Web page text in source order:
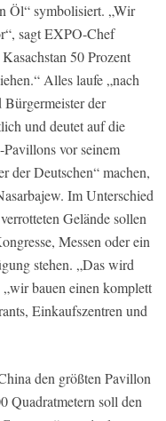
Öl“ symbolisiert. „Wir
sagt EXPO-Chef
50 Prozent
Alles laufe „nach
der
und deutet auf die
vor seinem
der Deutschen“ machen,
Im Unterschied
Gelände sollen
Messen oder ein
stehen. „Das wird
bauen einen komplett
Einkaufszentren und
den größten Pavillon
Quadratmetern soll den